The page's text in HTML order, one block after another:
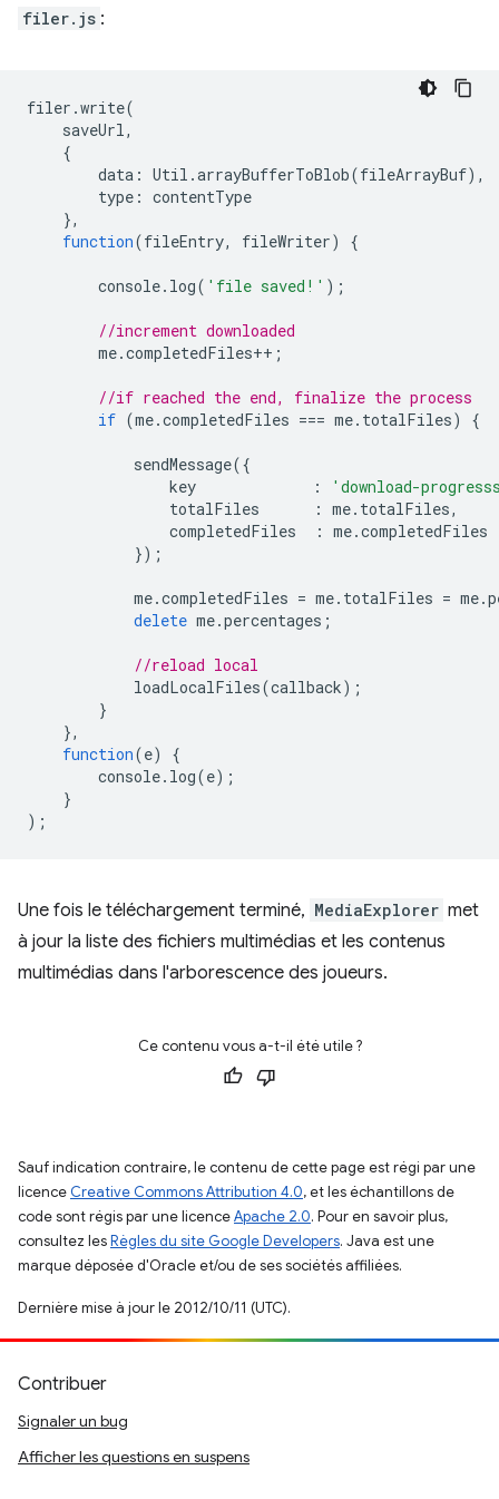
filer.js :
filer .write(
saveUrl,
{
data : Util .arrayBufferToBlob(fileArrayBuf),
type : contentType
},
function(fileEntry, fileWriter) {
console. log( 'file saved!' );
//increment downloaded
me.completedFiles++ ;
//if reached the end, finalize the process
if (me.completedFiles === me. totalFiles) {
sendMessage({
key
:
'download-
totalFiles
: me. totalFiles,
completedFiles
: me.completedFiles
});
me.completedFiles = me. totalFiles = me.
delete me.percentages ;
//reload local
loadLocalFiles(callback);
}
},
function(e)
{
console. log(e);
}
);
Une fois le téléchargement terminé, MediaExplorer met
à jour la liste des fichiers multimédias et les contenus
multimédias dans l'arborescence des joueurs.
Ce contenu vous a-t-il été utile ?
Sauf indication contraire, le contenu de cette page est régi par une
licence Creative Commons Attribution 4.0, et les échantillons de
code sont régis par une licenceApache 2.0. Pour en savoir plus,
consultez lesRègles du site Google Developers. Java est une
marque déposée d'Oracle et/ou de ses sociétés affiliées.
Dernière mise à jour le 2012/10/11 (UTC).
Contribuer
Signaler un bug
Afficher les questions en suspens